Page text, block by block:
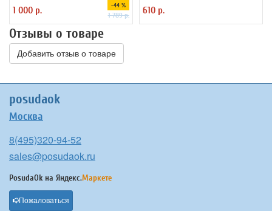
1 000 р. -44 %
1 789 р. 610 р.
Отзывы о товаре
Добавить отзыв о товаре
posudaok
Москва
8(495)320-94-52
sales@posudaok.ru
PosudaOk на Яндекс.Маркете
Пожаловаться